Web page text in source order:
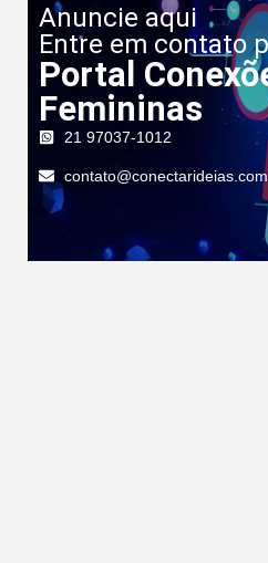
Anuncie aqui
Entre em contato
Portal
Femininas
21 97037-1012